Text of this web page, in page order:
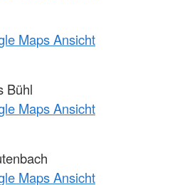
Maps Ansicht
Bühl
Maps Ansicht
Maps Ansicht